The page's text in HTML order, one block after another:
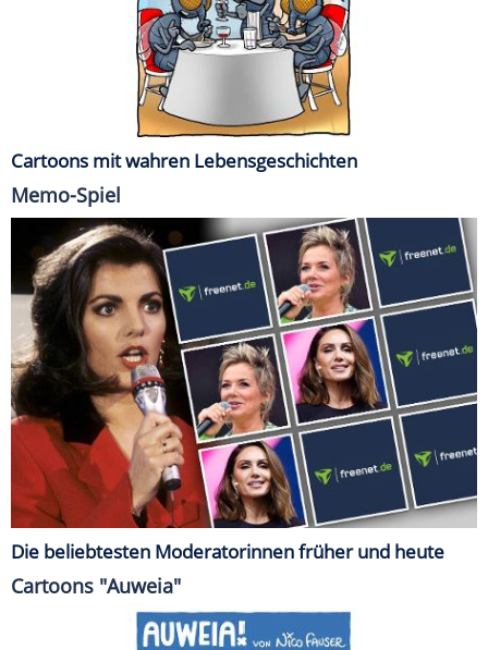
Cartoons mit wahren Lebensgeschichten
Memo-Spiel
Die beliebtesten Moderatorinnen früher und heute
Cartoons "Auweia"